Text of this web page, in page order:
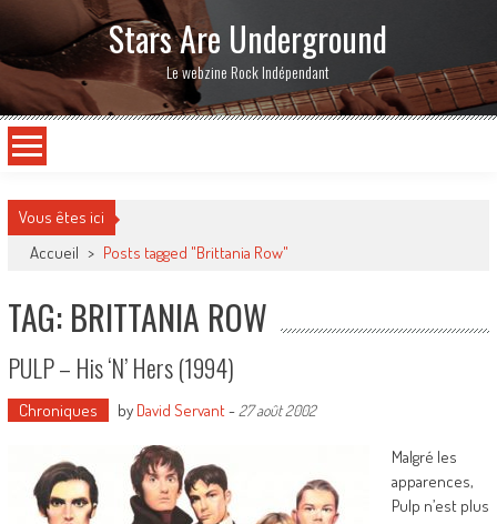
Stars Are Underground
Le webzine Rock Indépendant
Vous êtes ici
Accueil > Posts tagged "Brittania Row"
TAG: BRITTANIA ROW
PULP – His ‘N’ Hers (1994)
Chroniques by David Servant- 27 août 2002
Malgré les
apparences,
Pulp n’est plus